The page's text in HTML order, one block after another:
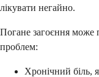
лікувати негайно.
Погане загоєння може
проблем:
Хронічний біль,